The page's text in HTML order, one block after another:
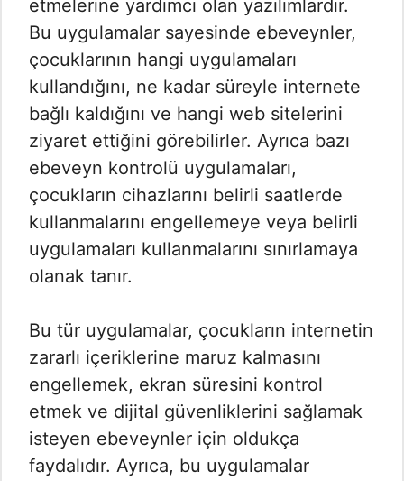
etmelerine yardımcı olan yazılımlardır.
Bu uygulamalar sayesinde ebeveynler,
çocuklarının hangi uygulamaları
kullandığını, ne kadar süreyle internete
bağlı kaldığını ve hangi web sitelerini
ziyaret ettiğini görebilirler. Ayrıca bazı
ebeveyn kontrolü uygulamaları,
çocukların cihazlarını belirli saatlerde
kullanmalarını engellemeye veya belirli
uygulamaları kullanmalarını sınırlamaya
olanak tanır.
Bu tür uygulamalar, çocukların internetin
zararlı içeriklerine maruz kalmasını
engellemek, ekran süresini kontrol
etmek ve dijital güvenliklerini sağlamak
isteyen ebeveynler için oldukça
faydalıdır. Ayrıca, bu uygulamalar